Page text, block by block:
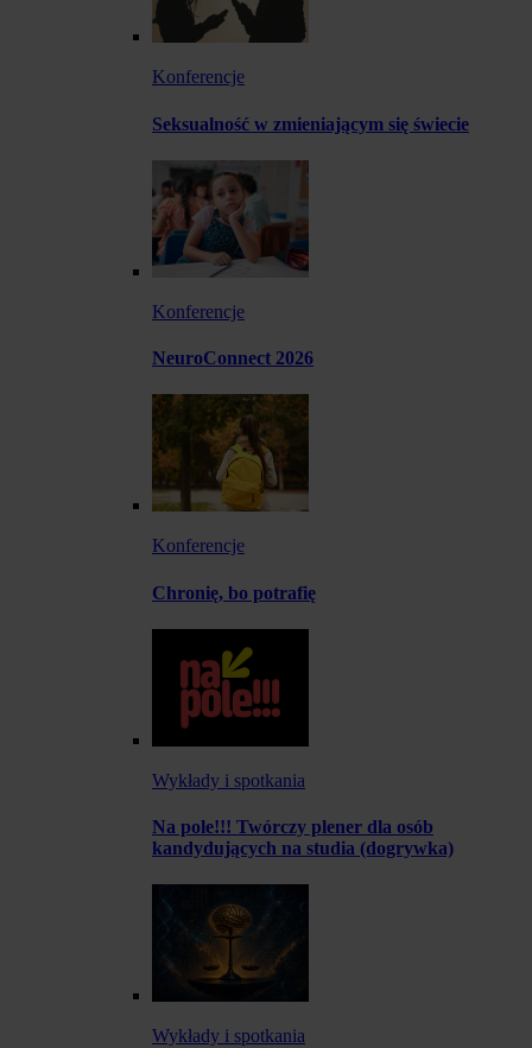
Konferencje
Seksualność w zmieniającym się świecie
Konferencje
NeuroConnect 2026
Konferencje
Chronię, bo potrafię
Wykłady i spotkania
Na pole!!! Twórczy plener dla osób
kandydujących na studia (dogrywka)
Wykłady i spotkania